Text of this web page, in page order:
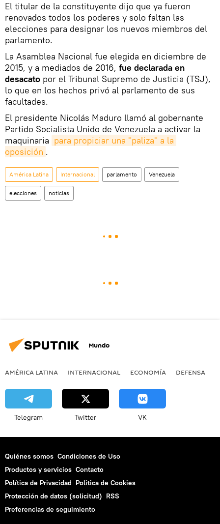
El titular de la constituyente dijo que ya fueron
renovados todos los poderes y solo faltan las
elecciones para designar los nuevos miembros del
parlamento.
La Asamblea Nacional fue elegida en diciembre de
2015, y a mediados de 2016, fue declarada en
desacato por el Tribunal Supremo de Justicia (TSJ),
lo que en los hechos privó al parlamento de sus
facultades.
El presidente Nicolás Maduro llamó al gobernante
Partido Socialista Unido de Venezuela a activar la
maquinaria para propiciar una "paliza" a la
oposición .
América Latina Internacional parlamento Venezuela
elecciones noticias
Mundo
AMÉRICA LATINA INTERNACIONAL ECONOMÍA DEFENSA
Telegram Twitter VK
Quiénes somos Condiciones de Uso
Productos y servicios Contacto
Política de Privacidad Politica de Cookies
Protección de datos (solicitud) RSS
Preferencias de seguimiento